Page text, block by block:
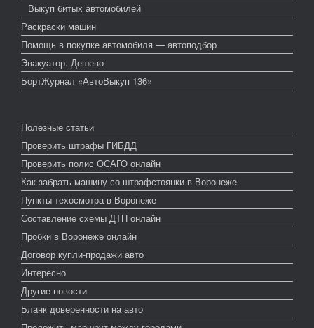
Выкуп битых автомобилей
Раскраски машин
Помощь в покупке автомобиля — автоподбор
Эвакуатор. Дешево
БортЖурнал «АвтоВыкуп 136»
Полезные статьи
Проверить штрафы ГИБДД
Проверить полис ОСАГО онлайн
Как забрать машину со штрафстоянки в Воронеже
Пункты техосмотра в Воронеже
Составление схемы ДТП онлайн
Пробки в Воронеже онлайн
Договор купли-продажи авто
Интересно
Другие новости
Бланк доверенности на авто